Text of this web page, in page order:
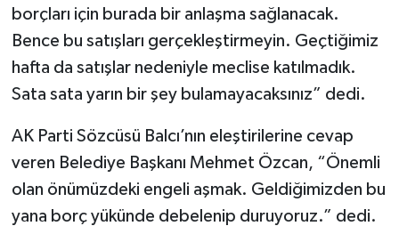
borçları için burada bir anlaşma sağlanacak.
Bence bu satışları gerçekleştirmeyin. Geçtiğimiz
hafta da satışlar nedeniyle meclise katılmadık.
Sata sata yarın bir şey bulamayacaksınız” dedi.
AK Parti Sözcüsü Balcı’nın eleştirilerine cevap
veren Belediye Başkanı Mehmet Özcan, “Önemli
olan önümüzdeki engeli aşmak. Geldiğimizden bu
yana borç yükünde debelenip duruyoruz.” dedi.